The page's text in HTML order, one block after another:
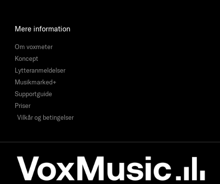
Mere information
Om voxmeter
Koncept
Lytteranmeldelser
Musikmarked+
Supportguide
Priser
Vilkår og betingelser